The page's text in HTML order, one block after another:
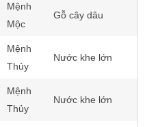
Mệnh
Mộc
Gỗ cây dâu
Mệnh
Thủy
Nước khe lớn
Mệnh
Thủy
Nước khe lớn